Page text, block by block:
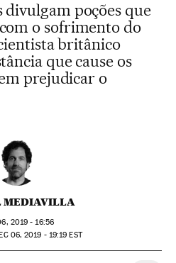
divulgam poções que
o sofrimento do
britânico
que cause os
prejudicar o
MEDIAVILLA
2019 - 16:56
06, 2019 - 19:19 EST